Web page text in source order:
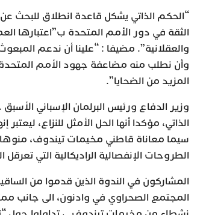
“الحكم الذاتي يشكل قاعدة انطلاق للبحث
الثقة في دور الأمم المتحدة ب”اعتبارها
والعقلانية”. مضيفا : “علينا أن ندعم
وأن نطلب منه مضاعفة جهود الأمم
المزيد من الضحايا”.
وزير الدفاع ورئيس البرلمان الإسباني
الذاتي، مؤكدا أنها الحل الأمثل للنزاع،
سيما معاناة قاطني مخيمات تيندوف، منوها
الطروحات الإنفصالية الراديكالية التي
المشاركون في الندوة الذين قدموا من
المجتمع الصحراوي في وادنون، الى جانب